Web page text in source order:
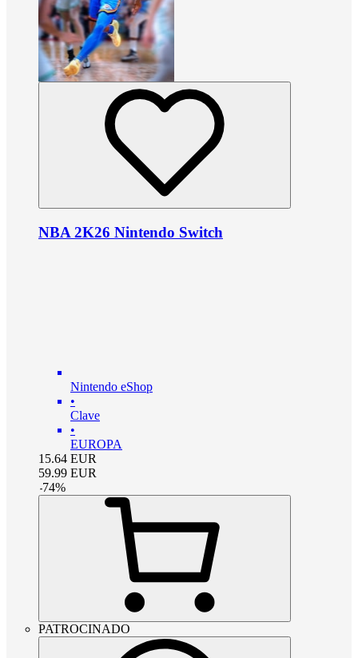
NBA 2K26 Nintendo Switch
Nintendo eShop
•
Clave
•
EUROPA
15.64 EUR
59.99 EUR
-74%
PATROCINADO